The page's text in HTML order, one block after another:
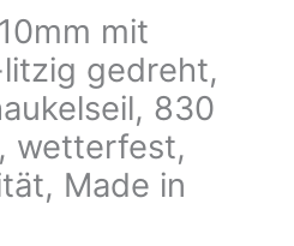
mit
gedreht,
830
wetterfest,
Made in